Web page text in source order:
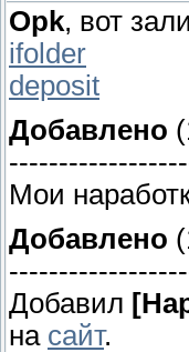
Opk, вот
ifolder
deposit
Добавлено
Мои
Добавлено
Добавил
на сайт.